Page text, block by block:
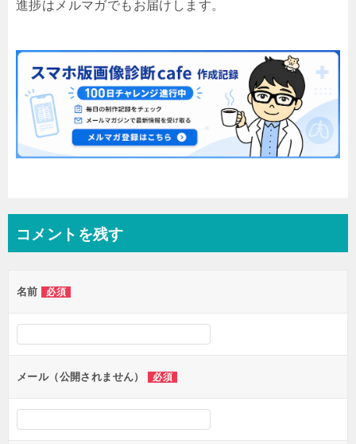
進捗はメルマガでもお届けします。
コメントを残す
名前 必須
メール（公開されません） 必須